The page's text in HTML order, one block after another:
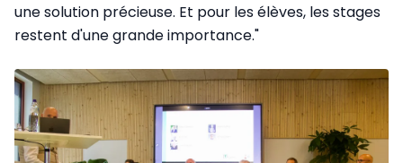
une solution précieuse. Et pour les élèves, les stages
restent d'une grande importance."